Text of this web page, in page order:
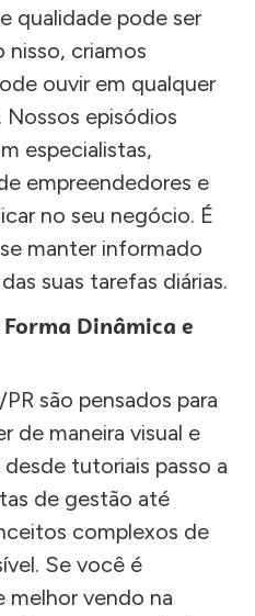
qualidade pode ser
nisso, criamos
ouvir em qualquer
Nossos episódios
especialistas,
empreendedores e
no seu negócio. É
manter informado
suas tarefas diárias.
Dinâmica e
são pensados para
de maneira visual e
tutoriais passo a
de gestão até
complexos de
Se você é
melhor vendo na